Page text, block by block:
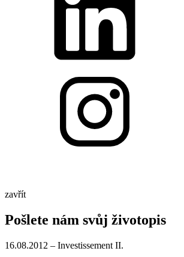
zavřít
Pošlete nám svůj životopis
16.08.2012 – Investissement II.